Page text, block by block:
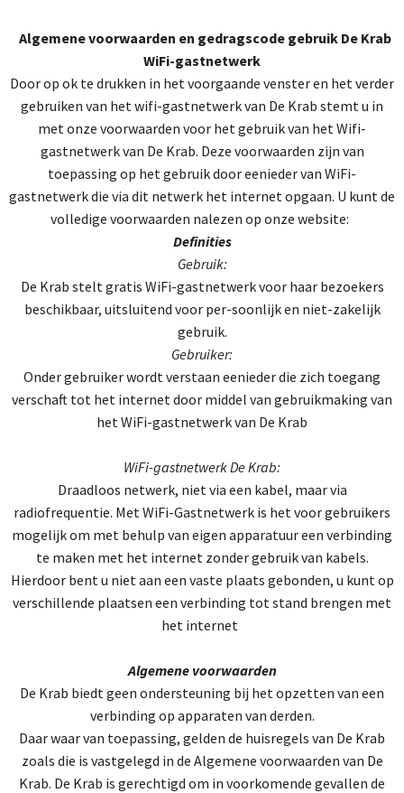
Algemene voorwaarden en gedragscode gebruik De Krab
WiFi-gastnetwerk
Door op ok te drukken in het voorgaande venster en het verder
gebruiken van het wifi-gastnetwerk van De Krab stemt u in
met onze voorwaarden voor het gebruik van het Wifi-
gastnetwerk van De Krab. Deze voorwaarden zijn van
toepassing op het gebruik door eenieder van WiFi-
gastnetwerk die via dit netwerk het internet opgaan. U kunt de
volledige voorwaarden nalezen op onze website:
Definities
Gebruik:
De Krab stelt gratis WiFi-gastnetwerk voor haar bezoekers
beschikbaar, uitsluitend voor per-soonlijk en niet-zakelijk
gebruik.
Gebruiker:
Onder gebruiker wordt verstaan eenieder die zich toegang
verschaft tot het internet door middel van gebruikmaking van
het WiFi-gastnetwerk van De Krab
WiFi-gastnetwerk De Krab:
Draadloos netwerk, niet via een kabel, maar via
radiofrequentie. Met WiFi-Gastnetwerk is het voor gebruikers
mogelijk om met behulp van eigen apparatuur een verbinding
te maken met het internet zonder gebruik van kabels.
Hierdoor bent u niet aan een vaste plaats gebonden, u kunt op
verschillende plaatsen een verbinding tot stand brengen met
het internet
Algemene voorwaarden
De Krab biedt geen ondersteuning bij het opzetten van een
verbinding op apparaten van derden.
Daar waar van toepassing, gelden de huisregels van De Krab
zoals die is vastgelegd in de Algemene voorwaarden van De
Krab. De Krab is gerechtigd om in voorkomende gevallen de